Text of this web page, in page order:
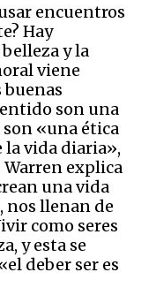
encuentros
Hay
y la
viene
buenas
son una
«una ética
la vida diaria»,
explica
una vida
nos llenan de
como seres
y esta se
deber ser es